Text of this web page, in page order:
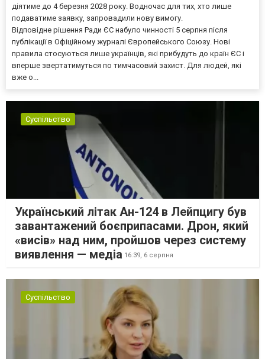
діятиме до 4 березня 2028 року. Водночас для тих, хто лише
подаватиме заявку, запровадили нову вимогу.
Відповідне рішення Ради ЄС набуло чинності 5 серпня після
публікації в Офіційному журналі Європейського Союзу. Нові
правила стосуються лише українців, які прибудуть до країн ЄС і
вперше звертатимуться по тимчасовий захист. Для людей, які
вже о...
Суспільство
Український літак Ан-124 в Лейпцигу був
завантажений боєприпасами. Дрон, який
«висів» над ним, пройшов через систему
виявлення — медіа 16:39, 6 серпня
Суспільство